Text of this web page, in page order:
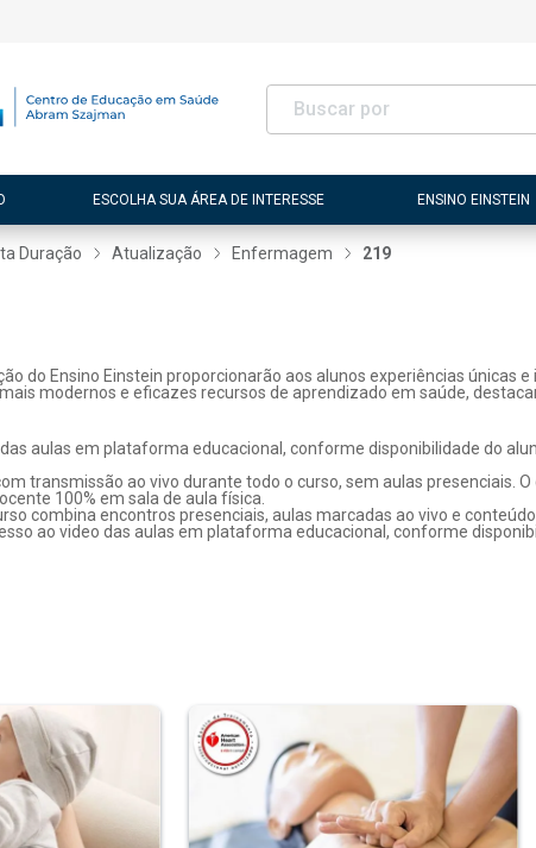
ESCOLHA SUA ÁREA DE INTERESSE ENSINO EINSTEIN
Duração Atualização Enfermagem 219
do Ensino Einstein proporcionarão aos alunos experiências
modernos e eficazes recursos de aprendizado em saúde,
aulas em plataforma educacional, conforme disponibilidade do
transmissão ao vivo durante todo o curso, sem aulas presenciais.
100% em sala de aula física.
combina encontros presenciais, aulas marcadas ao vivo e
ao video das aulas em plataforma educacional, conforme